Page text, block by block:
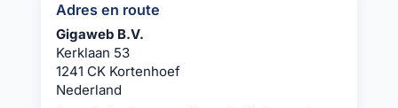
Adres en route
Gigaweb B.V.
Kerklaan 53
1241 CK Kortenhoef
Nederland